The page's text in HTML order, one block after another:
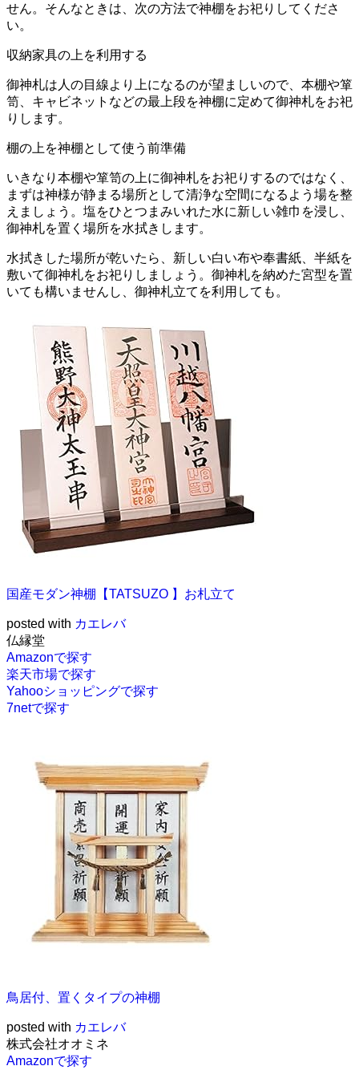
せん。そんなときは、次の方法で神棚をお祀りしてくださ
い。
収納家具の上を利用する
御神札は人の目線より上になるのが望ましいので、本棚や箪
笥、キャビネットなどの最上段を神棚に定めて御神札をお祀
りします。
棚の上を神棚として使う前準備
いきなり本棚や箪笥の上に御神札をお祀りするのではなく、
まずは神様が静まる場所として清浄な空間になるよう場を整
えましょう。塩をひとつまみいれた水に新しい雑巾を浸し、
御神札を置く場所を水拭きします。
水拭きした場所が乾いたら、新しい白い布や奉書紙、半紙を
敷いて御神札をお祀りしましょう。御神札を納めた宮型を置
いても構いませんし、御神札立てを利用しても。
国産モダン神棚【TATSUZO 】お札立て
posted with カエレバ
仏縁堂
Amazonで探す
楽天市場で探す
Yahooショッピングで探す
7netで探す
鳥居付、置くタイプの神棚
posted with カエレバ
株式会社オオミネ
Amazonで探す